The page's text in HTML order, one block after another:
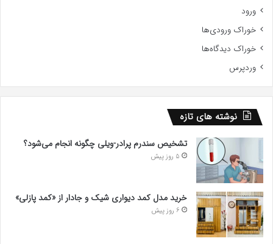
ورود
خوراک ورودی‌ها
خوراک دیدگاه‌ها
وردپرس
نوشته های تازه
تشخیص سندرم پرادر-ویلی چگونه انجام می‌شود؟
5 روز پیش
خرید مدل کمد دیواری شیک و جادار از «کمد پازلی»
6 روز پیش